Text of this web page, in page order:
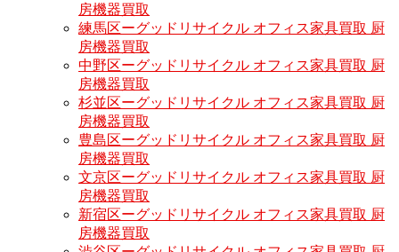
房機器買取
練馬区ーグッドリサイクル オフィス家具買取 厨
房機器買取
中野区ーグッドリサイクル オフィス家具買取 厨
房機器買取
杉並区ーグッドリサイクル オフィス家具買取 厨
房機器買取
豊島区ーグッドリサイクル オフィス家具買取 厨
房機器買取
文京区ーグッドリサイクル オフィス家具買取 厨
房機器買取
新宿区ーグッドリサイクル オフィス家具買取 厨
房機器買取